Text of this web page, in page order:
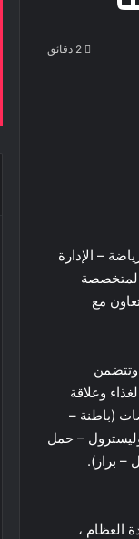
– الإدارة
المتخصصة
مع
حمص وتتضمن
وعلاقة
(باطنة –
كبد – كوليسترول – حمل
الباطنة ، ١٠٨ بعيادة الأطفال ، ٣٢ بعيادة النساء ، ١٠٠ بعيادة العظام ،